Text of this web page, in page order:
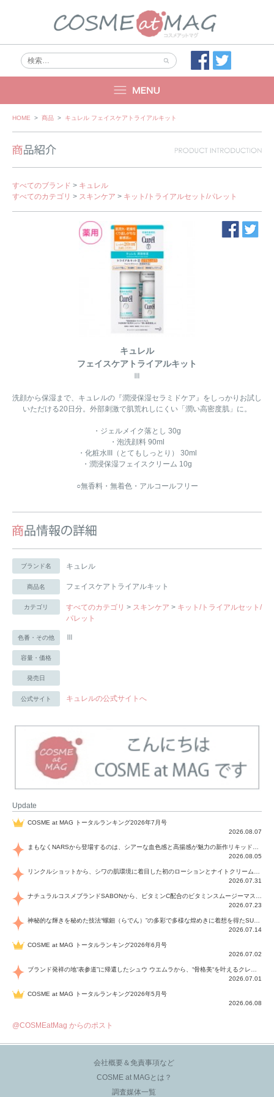
Skip
HOME > 商品 > キュレル フェイスケアトライアルキット
すべてのブランド > キュレル
すべてのカテゴリ > スキンケア > キット/トライアルセット/パレット
キュレル
フェイスケアトライアルキット
Ⅲ
洗顔から保湿まで、キュレルの『潤浸保湿セラミドケア』をしっかりお試し
いただける20日分。外部刺激で肌荒れしにくい「潤い高密度肌」に。
・ジェルメイク落とし 30g
・泡洗顔料 90ml
・化粧水III（とてもしっとり） 30ml
・潤浸保湿フェイスクリーム 10g
○無香料・無着色・アルコールフリー
ブランド名 キュレル
商品名 フェイスケアトライアルキット
カテゴリ すべてのカテゴリ > スキンケア > キット/トライアルセット/
パレット
色番・その他 Ⅲ
容量・価格
発売日
公式サイト キュレルの公式サイトへ
Update
COSME at MAG トータルランキング2026年7月号
2026.08.07
2026.08.05
2026.07.31
2026.07.23
2026.07.14
COSME at MAG トータルランキング2026年6月号
2026.07.02
2026.07.01
COSME at MAG トータルランキング2026年5月号
2026.06.08
@COSMEatMag からのポスト
会社概要＆免責事項など
COSME at MAGとは？
調査媒体一覧